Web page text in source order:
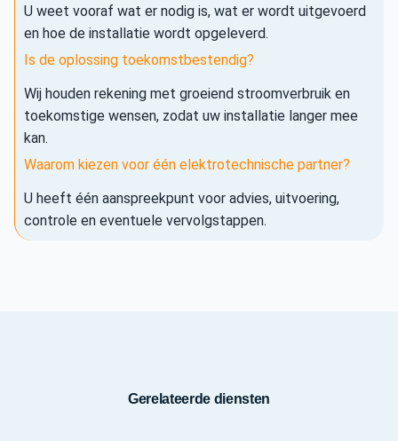
U weet vooraf wat er nodig is, wat er wordt uitgevoerd
en hoe de installatie wordt opgeleverd.
Is de oplossing toekomstbestendig?
Wij houden rekening met groeiend stroomverbruik en
toekomstige wensen, zodat uw installatie langer mee
kan.
Waarom kiezen voor één elektrotechnische partner?
U heeft één aanspreekpunt voor advies, uitvoering,
controle en eventuele vervolgstappen.
Gerelateerde diensten